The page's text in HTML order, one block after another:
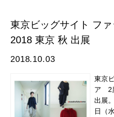
東京ビッグサイト フ
2018 東京 秋 出展
2018.10.03
東京
ア 2
出展
日（